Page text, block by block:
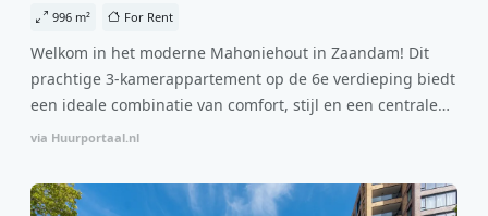
996 m² For Rent
Welkom in het moderne Mahoniehout in Zaandam! Dit
prachtige 3-kamerappartement op de 6e verdieping biedt
een ideale combinatie van comfort, stijl en een centrale
locatie. Met een huurprijs van €1.576 per maand
per maand is dit een geweldige kans voor professionals
die op zoek zijn naar een woning die direct beschikbaar is
via Huurportaal.nl